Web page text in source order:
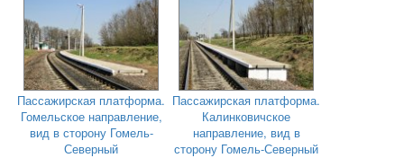
Пассажирская платформа.
Гомельское направление,
вид в сторону Гомель-
Северный
Пассажирская платформа.
Калинковичское
направление, вид в
сторону Гомель-Северный